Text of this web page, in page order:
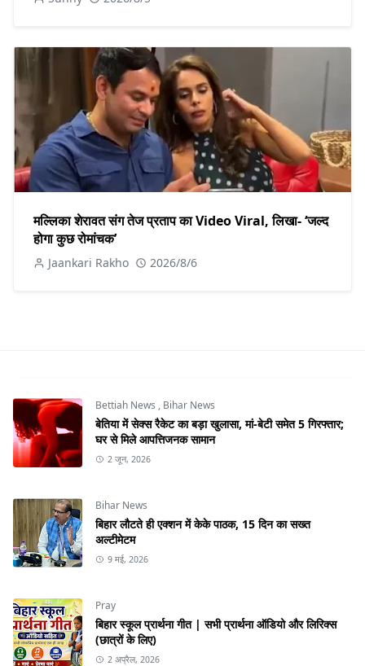
मल्लिका शेरावत संग तेज प्रताप का Video Viral, लिखा- ‘जल्द
होगा कुछ रोमांचक’
Jaankari Rakho 2026/8/6
Bettiah News , Bihar News
बेतिया में सेक्स रैकेट का बड़ा खुलासा, मां-बेटी समेत 5 गिरफ्तार;
घर से मिले आपत्तिजनक सामान
2 जून, 2026
Bihar News
बिहार लौटते ही एक्शन में केके पाठक, 15 दिन का सख्त
अल्टीमेटम
9 मई, 2026
Pray
बिहार स्कूल प्रार्थना गीत | सभी प्रार्थना ऑडियो और लिरिक्स
(छात्रों के लिए)
2 अप्रैल, 2026